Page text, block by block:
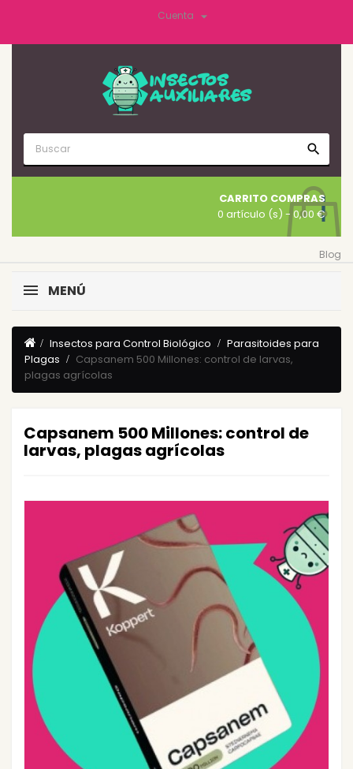
Cuenta 
search
CARRITO COMPRAS
0 artículo (s) - 0,00 €
Blog
MENÚ
Insectos para Control Biológico
Parasitoides para
Plagas
Capsanem 500 Millones: control de larvas,
plagas agrícolas
Capsanem 500 Millones: control de
larvas, plagas agrícolas